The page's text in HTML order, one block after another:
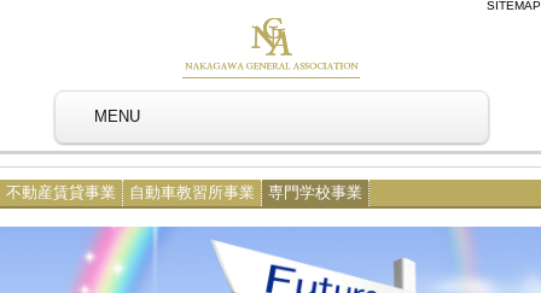
SITEMAP
MENU
不動産賃貸事業 自動車教習所事業 専門学校事業